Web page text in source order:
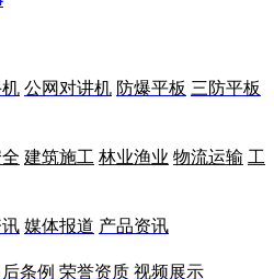
公网对讲机 防爆平板 三防平板
建筑施工 林业渔业 物流运输 工
媒体报道 产品资讯
条例 荣誉资质 视频展示